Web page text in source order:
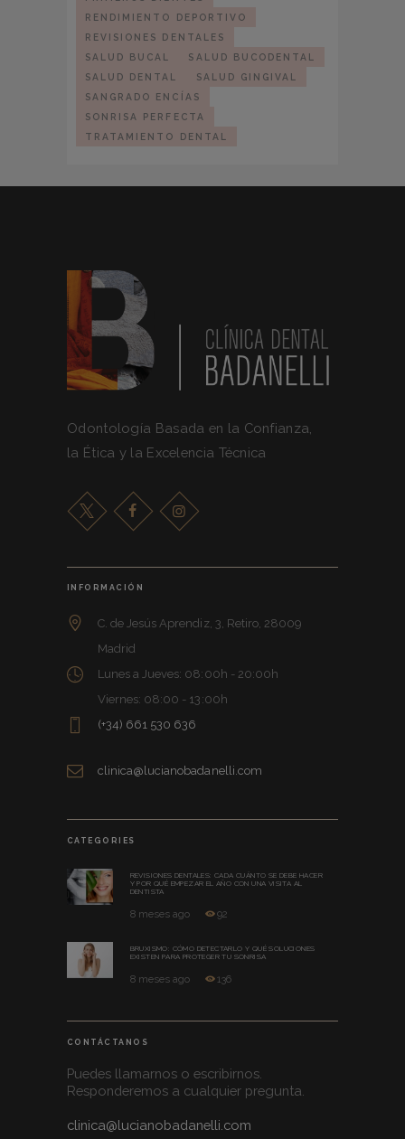
RENDIMIENTO DEPORTIVO
REVISIONES DENTALES
SALUD BUCAL
SALUD BUCODENTAL
SALUD DENTAL
SALUD GINGIVAL
SANGRADO ENCÍAS
SONRISA PERFECTA
TRATAMIENTO DENTAL
Odontología Basada en la Confianza,
la Ética y la Excelencia Técnica
INFORMACIÓN
C. de Jesús Aprendiz, 3, Retiro, 28009
Madrid
Lunes a Jueves: 08:00h - 20:00h
Viernes: 08:00 - 13:00h
(+34) 661 530 636
clinica@lucianobadanelli.com
CATEGORIES
REVISIONES DENTALES: CADA CUÁNTO SE DEBE HACER
Y POR QUÉ EMPEZAR EL AÑO CON UNA VISITA AL
DENTISTA
8 meses ago 92
BRUXISMO: CÓMO DETECTARLO Y QUÉ SOLUCIONES
EXISTEN PARA PROTEGER TU SONRISA
8 meses ago 136
CONTÁCTANOS
Puedes llamarnos o escribirnos.
Responderemos a cualquier pregunta.
clinica@lucianobadanelli.com